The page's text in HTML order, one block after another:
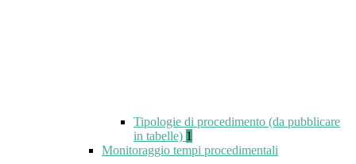
Tipologie di procedimento (da pubblicare
in tabelle) 1
Monitoraggio tempi procedimentali